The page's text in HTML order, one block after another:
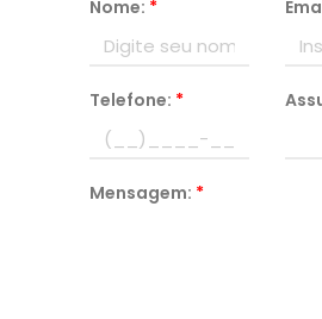
Nome: *
Telefone: *
Mensagem: *